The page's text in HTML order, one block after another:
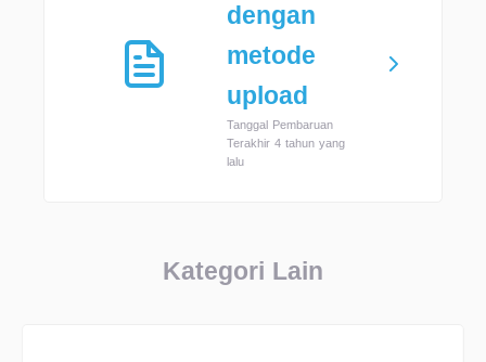
dengan
metode
upload
Tanggal Pembaruan
Terakhir 4 tahun yang
lalu
Kategori Lain